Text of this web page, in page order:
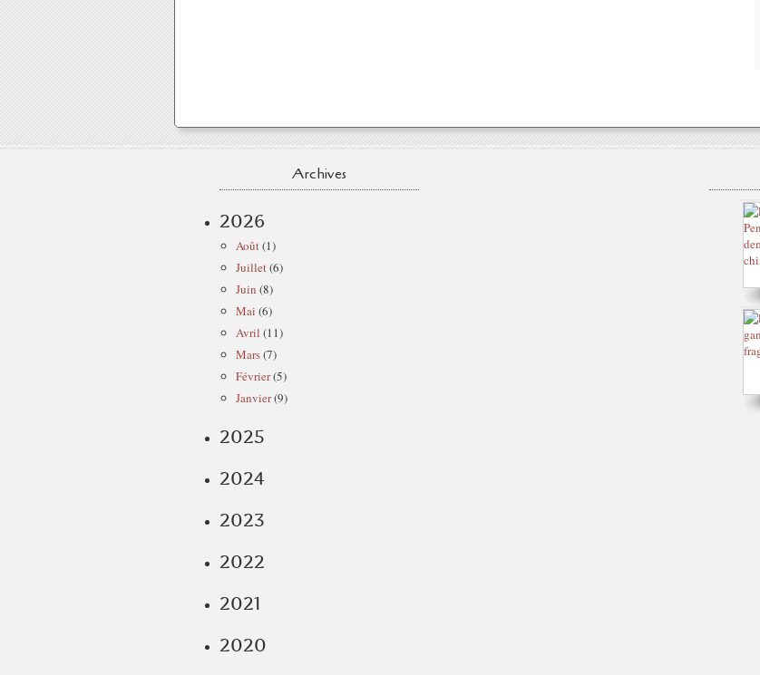
Archives
2026
Août(1)
Juillet(6)
Juin (8)
Mai (6)
Avril (11)
Mars(7)
Février(5)
Janvier(9)
2025
2024
2023
2022
2021
2020